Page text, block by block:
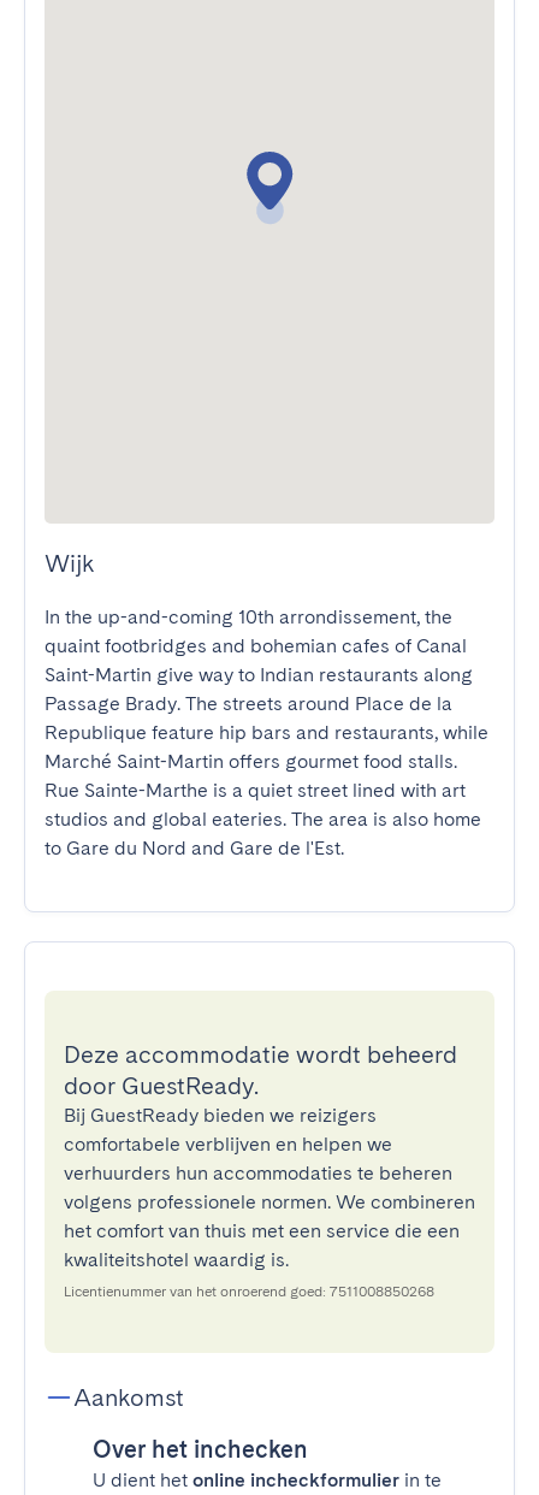
Wijk
In the up-and-coming 10th arrondissement, the
quaint footbridges and bohemian cafes of Canal
Saint-Martin give way to Indian restaurants along
Passage Brady. The streets around Place de la
Republique feature hip bars and restaurants, while
Marché Saint-Martin offers gourmet food stalls.
Rue Sainte-Marthe is a quiet street lined with art
studios and global eateries. The area is also home
to Gare du Nord and Gare de l'Est.
Deze accommodatie wordt beheerd
door GuestReady.
Bij GuestReady bieden we reizigers
comfortabele verblijven en helpen we
verhuurders hun accommodaties te beheren
volgens professionele normen. We combineren
het comfort van thuis met een service die een
kwaliteitshotel waardig is.
Licentienummer van het onroerend goed: 7511008850268
Aankomst
Over het inchecken
U dient het online incheckformulier in te